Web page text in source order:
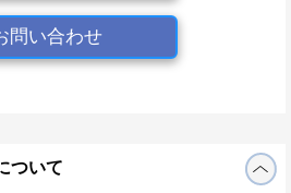
問い合わせ
ついて